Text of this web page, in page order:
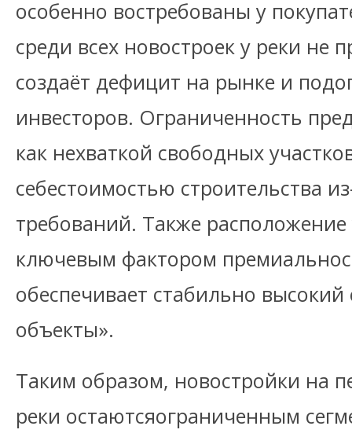
особенно востребованы у
среди всех новостроек у реки не
создаёт дефицит на рынке и
инвесторов. Ограниченность
как нехваткой свободных
себестоимостью строительства
требований. Также расположение
ключевым фактором
обеспечивает стабильно высокий
объекты».
Таким образом, новостройки на
реки остаютсяограниченным